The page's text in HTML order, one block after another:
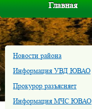
Главная
Новости района
Информация УВД ЮВАО
Прокурор разъясняет
Информация МЧС ЮВАО